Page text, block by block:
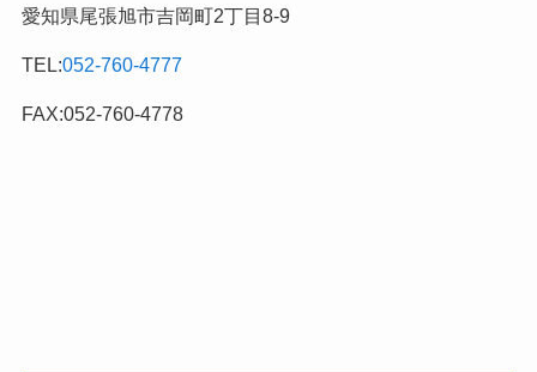
カ
ゴ
リ
愛知県尾張旭市吉岡町2丁目8-9
TEL:052-760-4777
FAX:052-760-4778